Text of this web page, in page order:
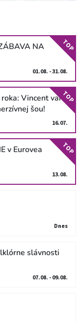
NA
01.08. - 31.08.
TOP
Vincent van
šou!
16.07.
TOP
v Eurovea
13.08.
TOP
Dnes
slávnosti
07.08. - 09.08.